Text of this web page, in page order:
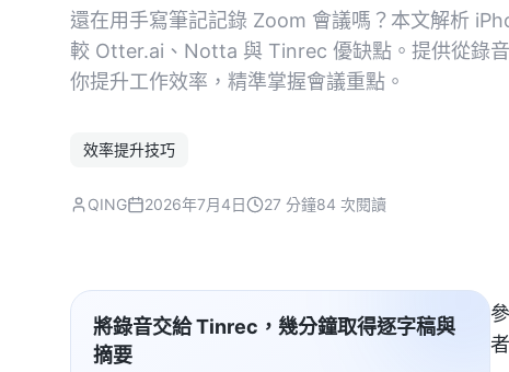
還在用手寫筆記記錄 Zoom 會議嗎？本文解析
較 Otter.ai、Notta 與 Tinrec 優缺點。提供從錄
你提升工作效率，精準掌握會議重點。
效率提升技巧
QING 2026年7月4日 27 分鐘84 次閱讀
將錄音交給 Tinrec，幾分鐘取得逐字稿與
摘要